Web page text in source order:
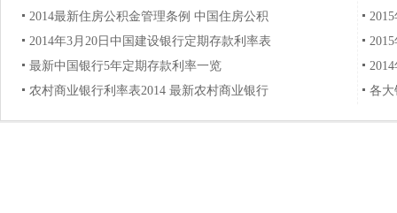
2014最新住房公积金管理条例 中国住房公积
2014年3月20日中国建设银行定期存款利率表
最新中国银行5年定期存款利率一览
农村商业银行利率表2014 最新农村商业银行
各大